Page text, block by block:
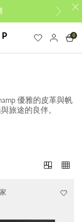
My
0
優雅的皮革與帆
旅途的良伴。